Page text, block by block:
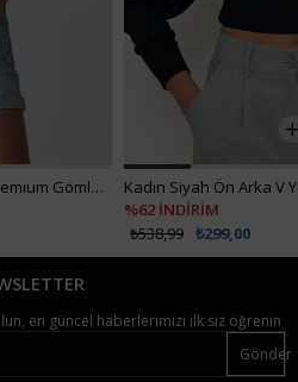
Kadın Beyaz Güpür Dokuma Premıum Gömlek ALC-X4366
%62 İNDİRİM
₺299,00
₺538,99
en güncel haberlerimizi ilk siz öğrenin
Gönder